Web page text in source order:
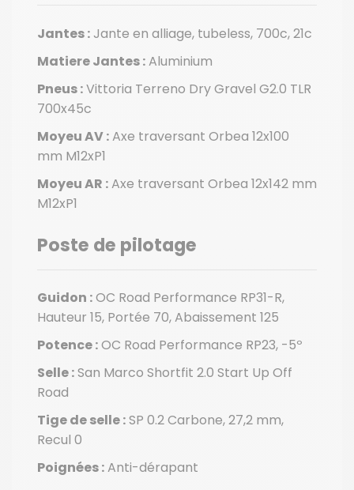
Jantes :Jante en alliage, tubeless, 700c, 21c
Matiere Jantes :Aluminium
Pneus :Vittoria Terreno Dry Gravel G2.0 TLR
700x45c
Moyeu AV :Axe traversant Orbea 12x100
mm M12xP1
Moyeu AR :Axe traversant Orbea 12x142 mm
M12xP1
Poste de pilotage
Guidon :OC Road Performance RP31-R,
Hauteur 15, Portée 70, Abaissement 125
Potence :OC Road Performance RP23, -5º
Selle :San Marco Shortfit 2.0 Start Up Off
Road
Tige de selle :SP 0.2 Carbone, 27,2 mm,
Recul 0
Poignées :Anti-dérapant